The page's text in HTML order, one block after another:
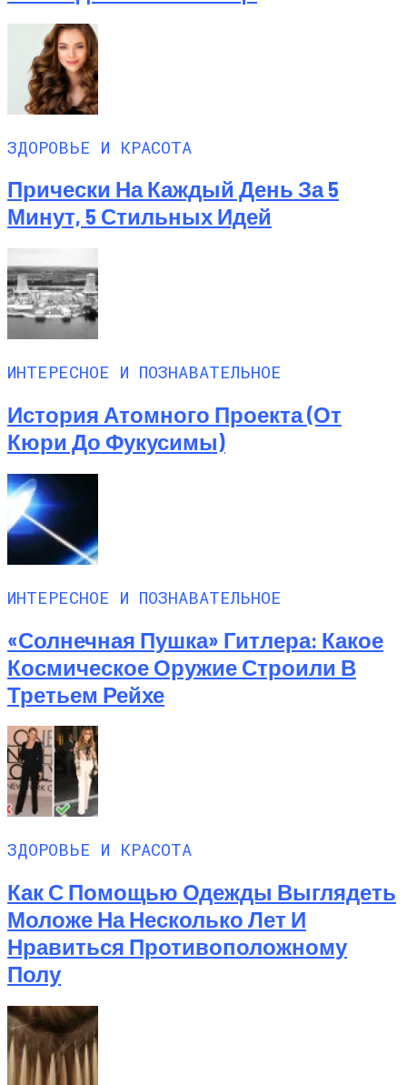
ЗДОРОВЬЕ И КРАСОТА
Прически На Каждый День За 5
Минут, 5 Стильных Идей
ИНТЕРЕСНОЕ И ПОЗНАВАТЕЛЬНОЕ
История Атомного Проекта (от
Кюри До Фукусимы)
ИНТЕРЕСНОЕ И ПОЗНАВАТЕЛЬНОЕ
«Солнечная Пушка» Гитлера: Какое
Космическое Оружие Строили В
Третьем Рейхе
ЗДОРОВЬЕ И КРАСОТА
Как С Помощью Одежды Выглядеть
Моложе На Несколько Лет И
Нравиться Противоположному
Полу